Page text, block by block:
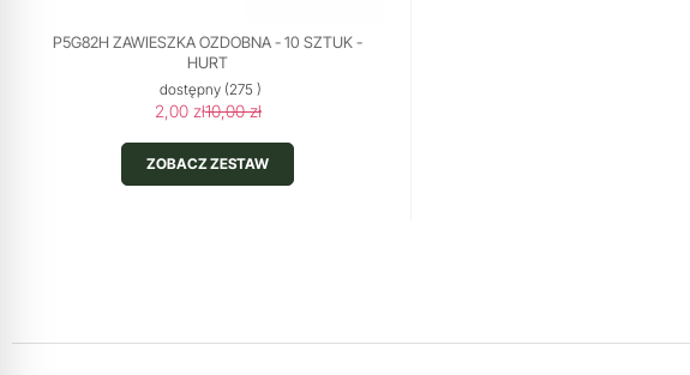
P5G82H ZAWIESZKA OZDOBNA - 10 SZTUK -
HURT
dostępny (275 )
2,00 zł10,00 zł
ZOBACZ ZESTAW